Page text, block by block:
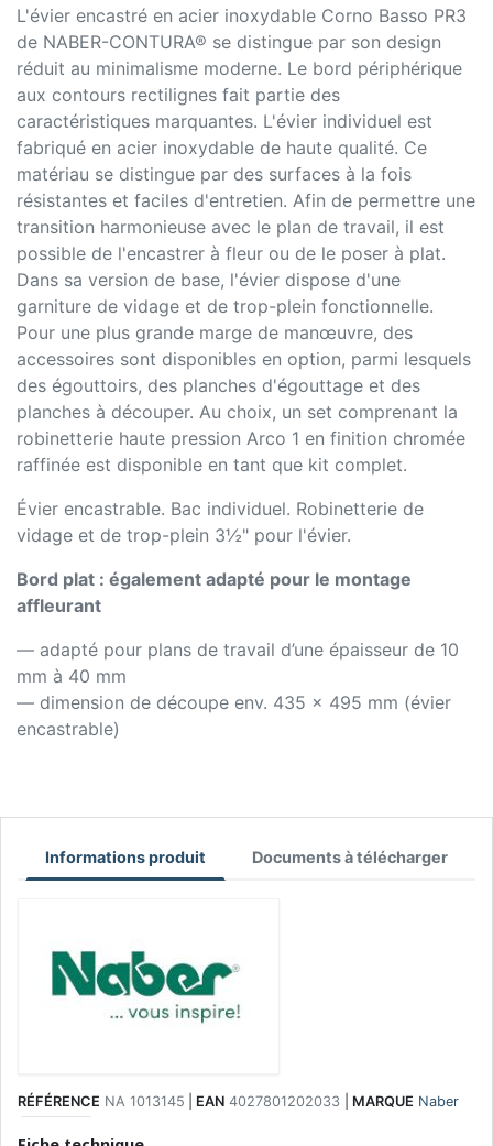
L'évier encastré en acier inoxydable Corno Basso PR3
de NABER-CONTURA® se distingue par son design
réduit au minimalisme moderne. Le bord périphérique
aux contours rectilignes fait partie des
caractéristiques marquantes. L'évier individuel est
fabriqué en acier inoxydable de haute qualité. Ce
matériau se distingue par des surfaces à la fois
résistantes et faciles d'entretien. Afin de permettre une
transition harmonieuse avec le plan de travail, il est
possible de l'encastrer à fleur ou de le poser à plat.
Dans sa version de base, l'évier dispose d'une
garniture de vidage et de trop-plein fonctionnelle.
Pour une plus grande marge de manœuvre, des
accessoires sont disponibles en option, parmi lesquels
des égouttoirs, des planches d'égouttage et des
planches à découper. Au choix, un set comprenant la
robinetterie haute pression Arco 1 en finition chromée
raffinée est disponible en tant que kit complet.
Évier encastrable. Bac individuel. Robinetterie de
vidage et de trop-plein 3½" pour l'évier.
Bord plat : également adapté pour le montage
affleurant
— adapté pour plans de travail d’une épaisseur de 10
mm à 40 mm
— dimension de découpe env. 435 x 495 mm (évier
encastrable)
Informations produit Documents à télécharger
RÉFÉRENCE NA 1013145 EAN 4027801202033 MARQUE Naber